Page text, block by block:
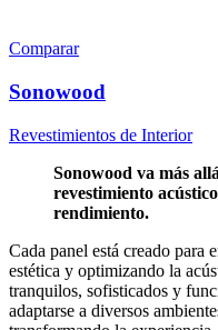
Comparar
Sonowood
Revestimientos de Interior
Sonowood va más
revestimiento
rendimiento.
Cada panel está creado para
estética y optimizando la
tranquilos, sofisticados y
adaptarse a diversos